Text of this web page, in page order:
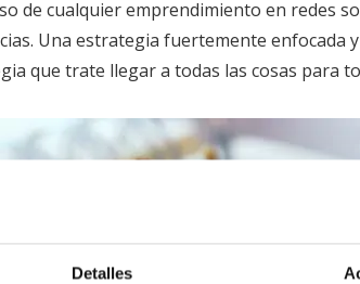
Detalles
cualquier emprendimiento en redes
Una estrategia fuertemente enfocada
que trate llegar a todas las cosas para